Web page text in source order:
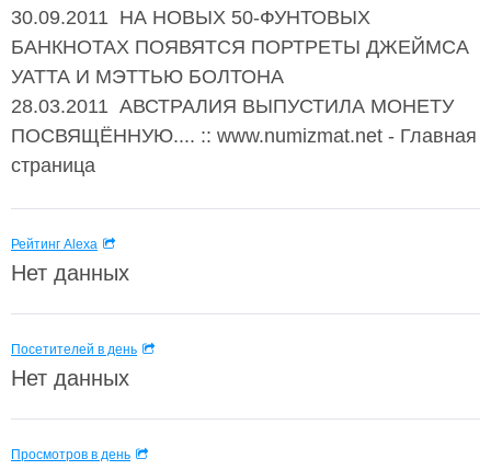
30.09.2011 НА НОВЫХ 50-ФУНТОВЫХ
БАНКНОТАХ ПОЯВЯТСЯ ПОРТРЕТЫ ДЖЕЙМСА
УАТТА И МЭТТЬЮ БОЛТОНА
28.03.2011 АВСТРАЛИЯ ВЫПУСТИЛА МОНЕТУ
ПОСВЯЩЁННУЮ.... :: www.numizmat.net - Главная
страница
Рейтинг Alexa
Нет данных
Посетителей в день
Нет данных
Просмотров в день